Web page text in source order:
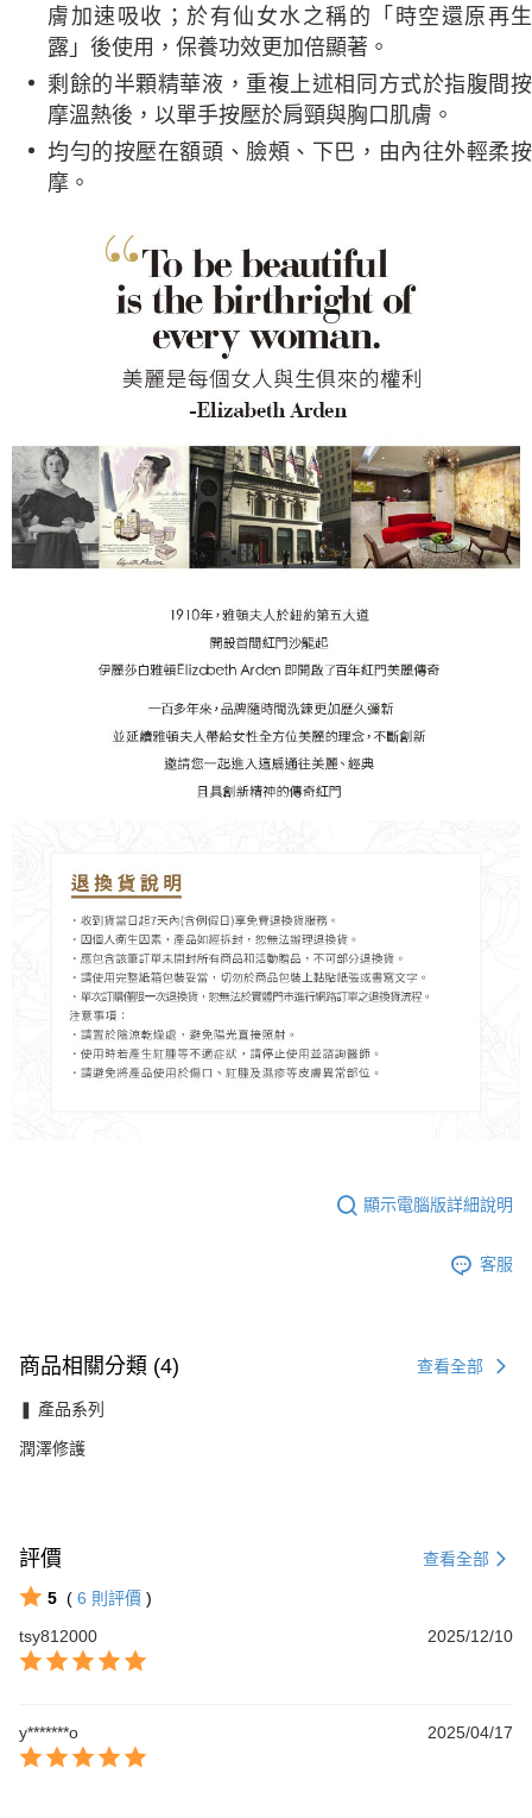
膚加速吸收；於有仙女水之稱的「時空還原再生
露」後使用，保養功效更加倍顯著。
剩餘的半顆精華液，重複上述相同方式於指腹間按
摩溫熱後，以單手按壓於肩頸與胸口肌膚。
均勻的按壓在額頭、臉頰、下巴，由內往外輕柔按
摩。
顯示電腦版詳細說明
客服
商品相關分類 (4) 查看全部
❚ 產品系列
潤澤修護
評價 查看全部
5 ( 6 則評價 )
tsy812000
2025/12/10
y*******o 2025/04/17